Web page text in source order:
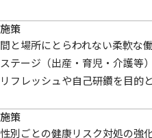
策
と場所にとらわれない柔軟な
テージ（出産・育児・介護等
フレッシュや自己研鑽を目的
策
別ごとの健康リスク対処の強